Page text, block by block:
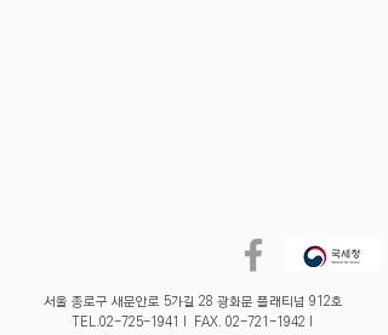
​서울 종로구 새문안로 5가길 28 광화문 플래티넘 912호
TEL.02-725-1941 I FAX. 02-721-1942 I